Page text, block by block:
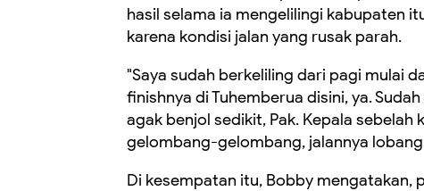
hasil selama ia mengelilingi kabupaten
karena kondisi jalan yang rusak parah.
"Saya sudah berkeliling dari pagi mulai
finishnya di Tuhemberua disini, ya.
agak benjol sedikit, Pak. Kepala
gelombang-gelombang, jalannya
Di kesempatan itu, Bobby mengatakan,